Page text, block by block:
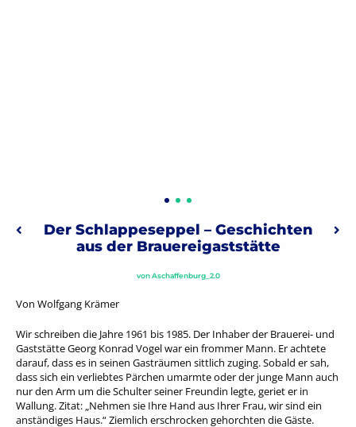
Beitragsnavigation
Vorheriger: Episode 1: Das Zeitzeugenarchiv des Stadt- und
Der Schlappeseppel – Geschichten
aus der Brauereigaststätte
vonAschaffenburg_2.0
Von Wolfgang Krämer
Wir schreiben die Jahre 1961 bis 1985. Der Inhaber der Brauerei- und
Gaststätte Georg Konrad Vogel war ein frommer Mann. Er achtete
darauf, dass es in seinen Gasträumen sittlich zuging. Sobald er sah,
dass sich ein verliebtes Pärchen umarmte oder der junge Mann auch
nur den Arm um die Schulter seiner Freundin legte, geriet er in
Wallung. Zitat: „Nehmen sie Ihre Hand aus Ihrer Frau, wir sind ein
anständiges Haus.“ Ziemlich erschrocken gehorchten die Gäste.